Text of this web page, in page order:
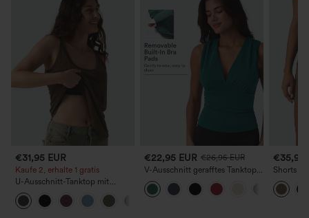
€31,95 EUR
Kaufe 2, erhalte 1 gratis
U-Ausschnitt-Tanktop mit
integriertem BH, locker
geschnitten, lässig
€22,95 EUR €26,95 EUR
V-Ausschnitt gerafftes Tanktop
mit integriertem BH für die
Arbeit
€35,95
Shorts
weitem